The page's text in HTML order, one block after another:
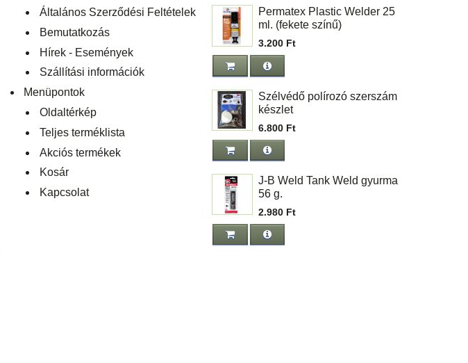
Általános Szerződési Feltételek
Bemutatkozás
Hírek - Események
Szállítási információk
Menüpontok
Oldaltérkép
Teljes terméklista
Akciós termékek
Kosár
Kapcsolat
Permatex Plastic Welder 25
ml. (fekete színű)
3.200 Ft
Szélvédő polírozó szerszám
készlet
6.800 Ft
J-B Weld Tank Weld gyurma
56 g.
2.980 Ft